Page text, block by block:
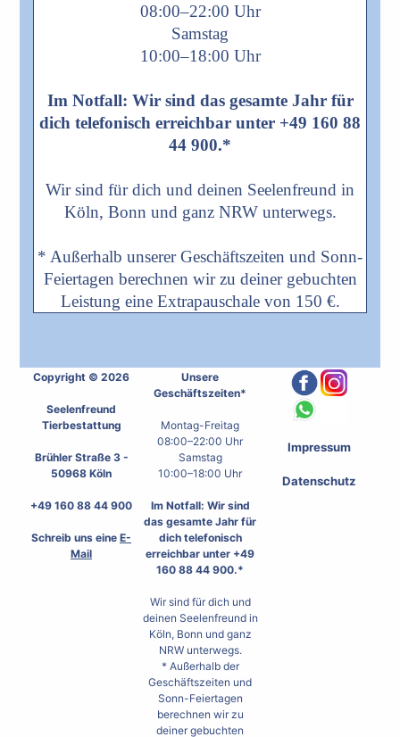
08:00–22:00 Uhr
Samstag
10:00–18:00 Uhr
Im Notfall: Wir sind das gesamte Jahr für
dich telefonisch erreichbar unter +49 160 88
44 900.*
Wir sind für dich und deinen Seelenfreund in
Köln, Bonn und ganz NRW unterwegs.
* Außerhalb unserer Geschäftszeiten und Sonn-
Feiertagen berechnen wir zu deiner gebuchten
Leistung eine Extrapauschale von 150 €.
Copyright © 2026
Seelenfreund
Tierbestattung
Brühler Straße 3 -
50968 Köln
+49 160 88 44 900
Schreib uns eine E-
Mail
Unsere
Geschäftszeiten*
Montag-Freitag
08:00–22:00 Uhr
Samstag
10:00–18:00 Uhr
Im Notfall: Wir sind
das gesamte Jahr für
dich telefonisch
erreichbar unter +49
160 88 44 900.*
Wir sind für dich und
deinen Seelenfreund in
Köln, Bonn und ganz
NRW unterwegs.
* Außerhalb der
Geschäftszeiten und
Sonn-Feiertagen
berechnen wir zu
deiner gebuchten
Impressum
Datenschutz